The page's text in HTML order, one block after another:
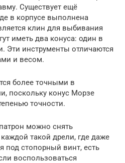
Существует ещё
в корпусе выполнена
клин для выбивания
иметь два конуса: один в
Эти инструменты отличаются
и весом.
более точными в
поскольку конус Морзе
точности.
можно снять
такой дрели, где даже
под стопорный винт, есть
воспользоваться